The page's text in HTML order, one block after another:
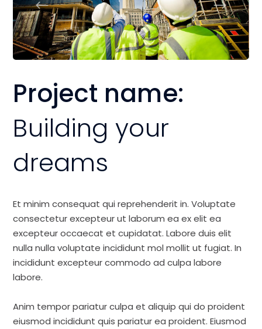
Project name:
Building your
dreams
Et minim consequat qui reprehenderit in. Voluptate
consectetur excepteur ut laborum ea ex elit ea
excepteur occaecat et cupidatat. Labore duis elit
nulla nulla voluptate incididunt mol mollit ut fugiat. In
incididunt excepteur commodo ad culpa labore
labore.
Anim tempor pariatur culpa et aliquip qui do proident
eiusmod incididunt quis pariatur ea proident. Eiusmod